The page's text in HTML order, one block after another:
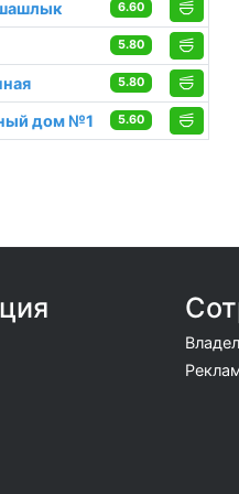
6.60
5.80
5.80
дом №1 5.60